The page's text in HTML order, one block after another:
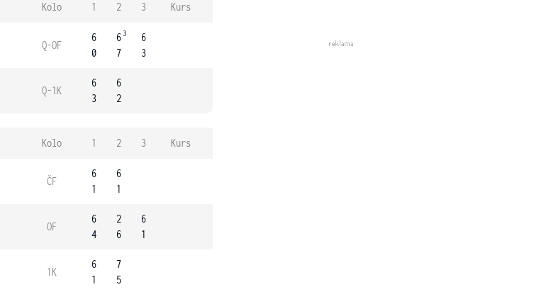
Kolo 1 2 3 Kurs
Q-OF
6
0
6 3
7
6
3
Q-1K
6
3
6
2
Kolo 1 2 3 Kurs
ČF
6
1
6
1
OF
6
4
2
6
6
1
1K
6
1
7
5